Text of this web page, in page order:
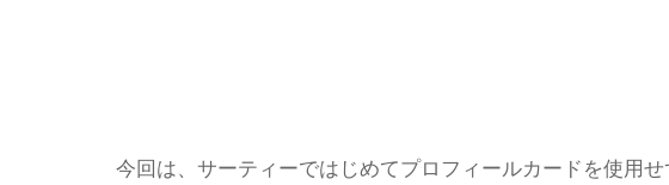
今回は、サーティーではじめてプロフィールカードを使用